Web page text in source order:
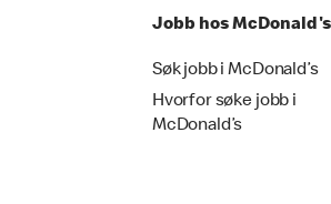
Jobb hos McDonald's
Søk jobb i McDonald’s
Hvorfor søke jobb i
McDonald’s